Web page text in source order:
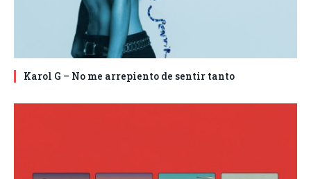
Karol G – No me arrepiento de sentir tanto